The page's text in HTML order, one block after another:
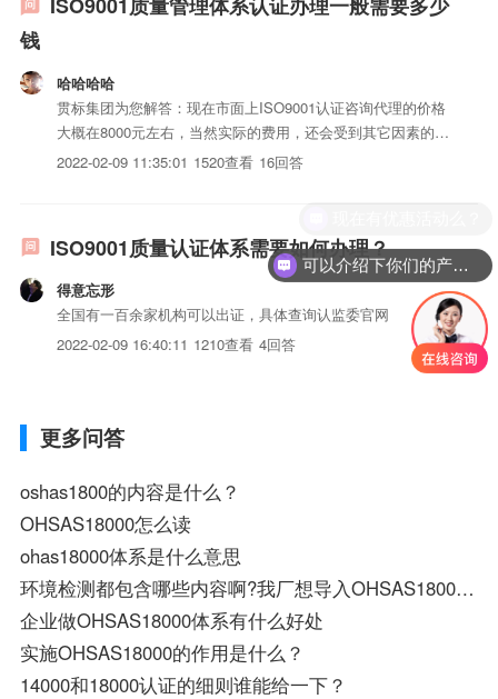
钱
哈哈哈哈
贯标集团为您解答：现在市面上ISO9001认证咨询代理的价格
大概在8000元左右，当然实际的费用，还会受到其它因素的影
响，如下：首先就是人员的数量，认证公司在进行认证的时候
机构审查时间会越长，这也意味着认证机构的审计成本越
2022-02-09 11:35:01 1520查看 16回答
ISO9001质量认证体系需要如何办理？
得意忘形
全国有一百余家机构可以出证，具体查询认监委官网
2022-02-09 16:40:11 1210查看 4回答
更多问答
oshas1800的内容是什么？
OHSAS18000怎么读
ohas18000体系是什么意思
环境检测都包含哪些内容啊?我厂想导入OHSAS18000体系都要检测什么呢?
企业做OHSAS18000体系有什么好处
实施OHSAS18000的作用是什么？
14000和18000认证的细则谁能给一下？
可以介绍下你们的产品么？